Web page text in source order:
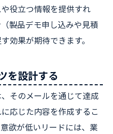
役立つ情報を提供すれ
製品デモ申し込みや見積
効果が期待できます。
を設計する
そのメールを通じて達成
応じた内容を作成するこ
欲が低いリードには、業